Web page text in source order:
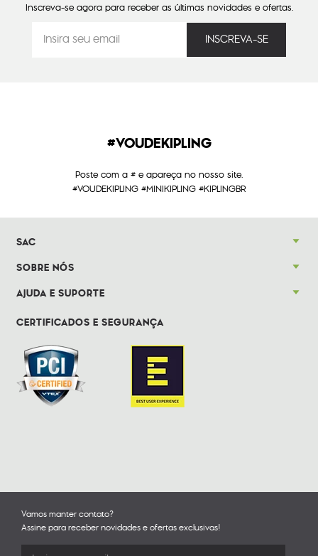
Inscreva-se agora para receber as últimas novidades e ofertas.
#VOUDEKIPLING
Poste com a # e apareça no nosso site.
#VOUDEKIPLING #MINIKIPLING #KIPLINGBR
SAC
SOBRE NÓS
AJUDA E SUPORTE
CERTIFICADOS E SEGURANÇA
Vamos manter contato?
Assine para receber novidades e ofertas exclusivas!